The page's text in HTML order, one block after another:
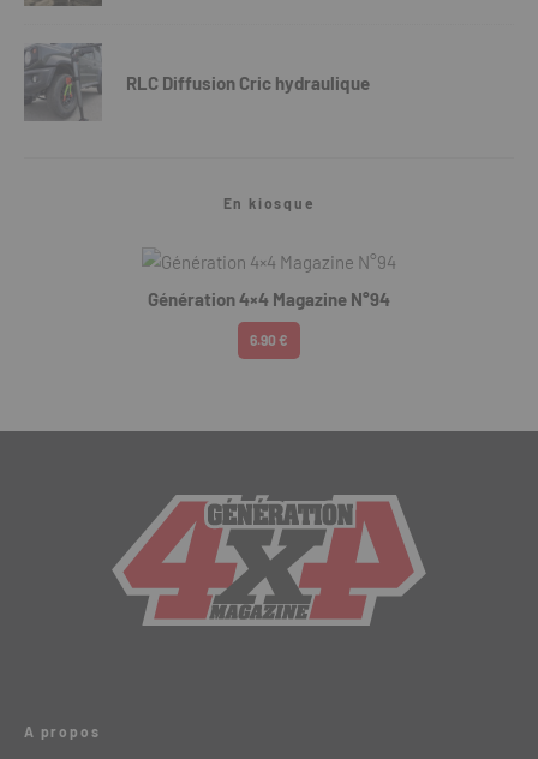
RLC Diffusion Cric hydraulique
En kiosque
Génération 4×4 Magazine N°94
6.90 €
A propos